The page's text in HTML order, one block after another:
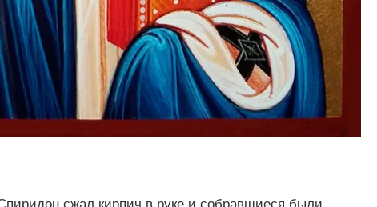
сжал кирпич в руке и собравшиеся были